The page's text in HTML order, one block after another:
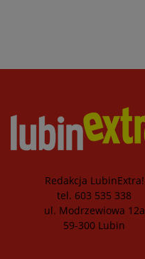
Redakcja LubinExtra!
tel. 603 535 338
ul. Modrzewiowa 12a
59-300 Lubin